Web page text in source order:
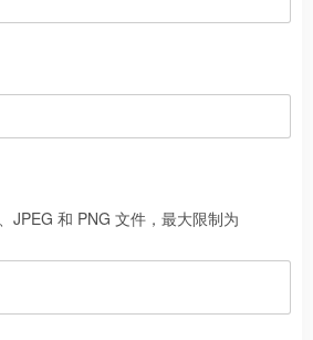
JPEG 和 PNG 文件，最大限制为